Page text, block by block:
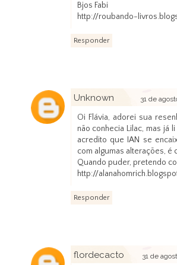
Bjos Fabi
http://roubando-
Responder
Unknown 31 de
Oi Flávia, adorei sua
não conhecia Lilac, mas já
acredito que IAN se
com algumas alterações, é
Quando puder, pretendo
http://
Responder
flordecacto 31 de